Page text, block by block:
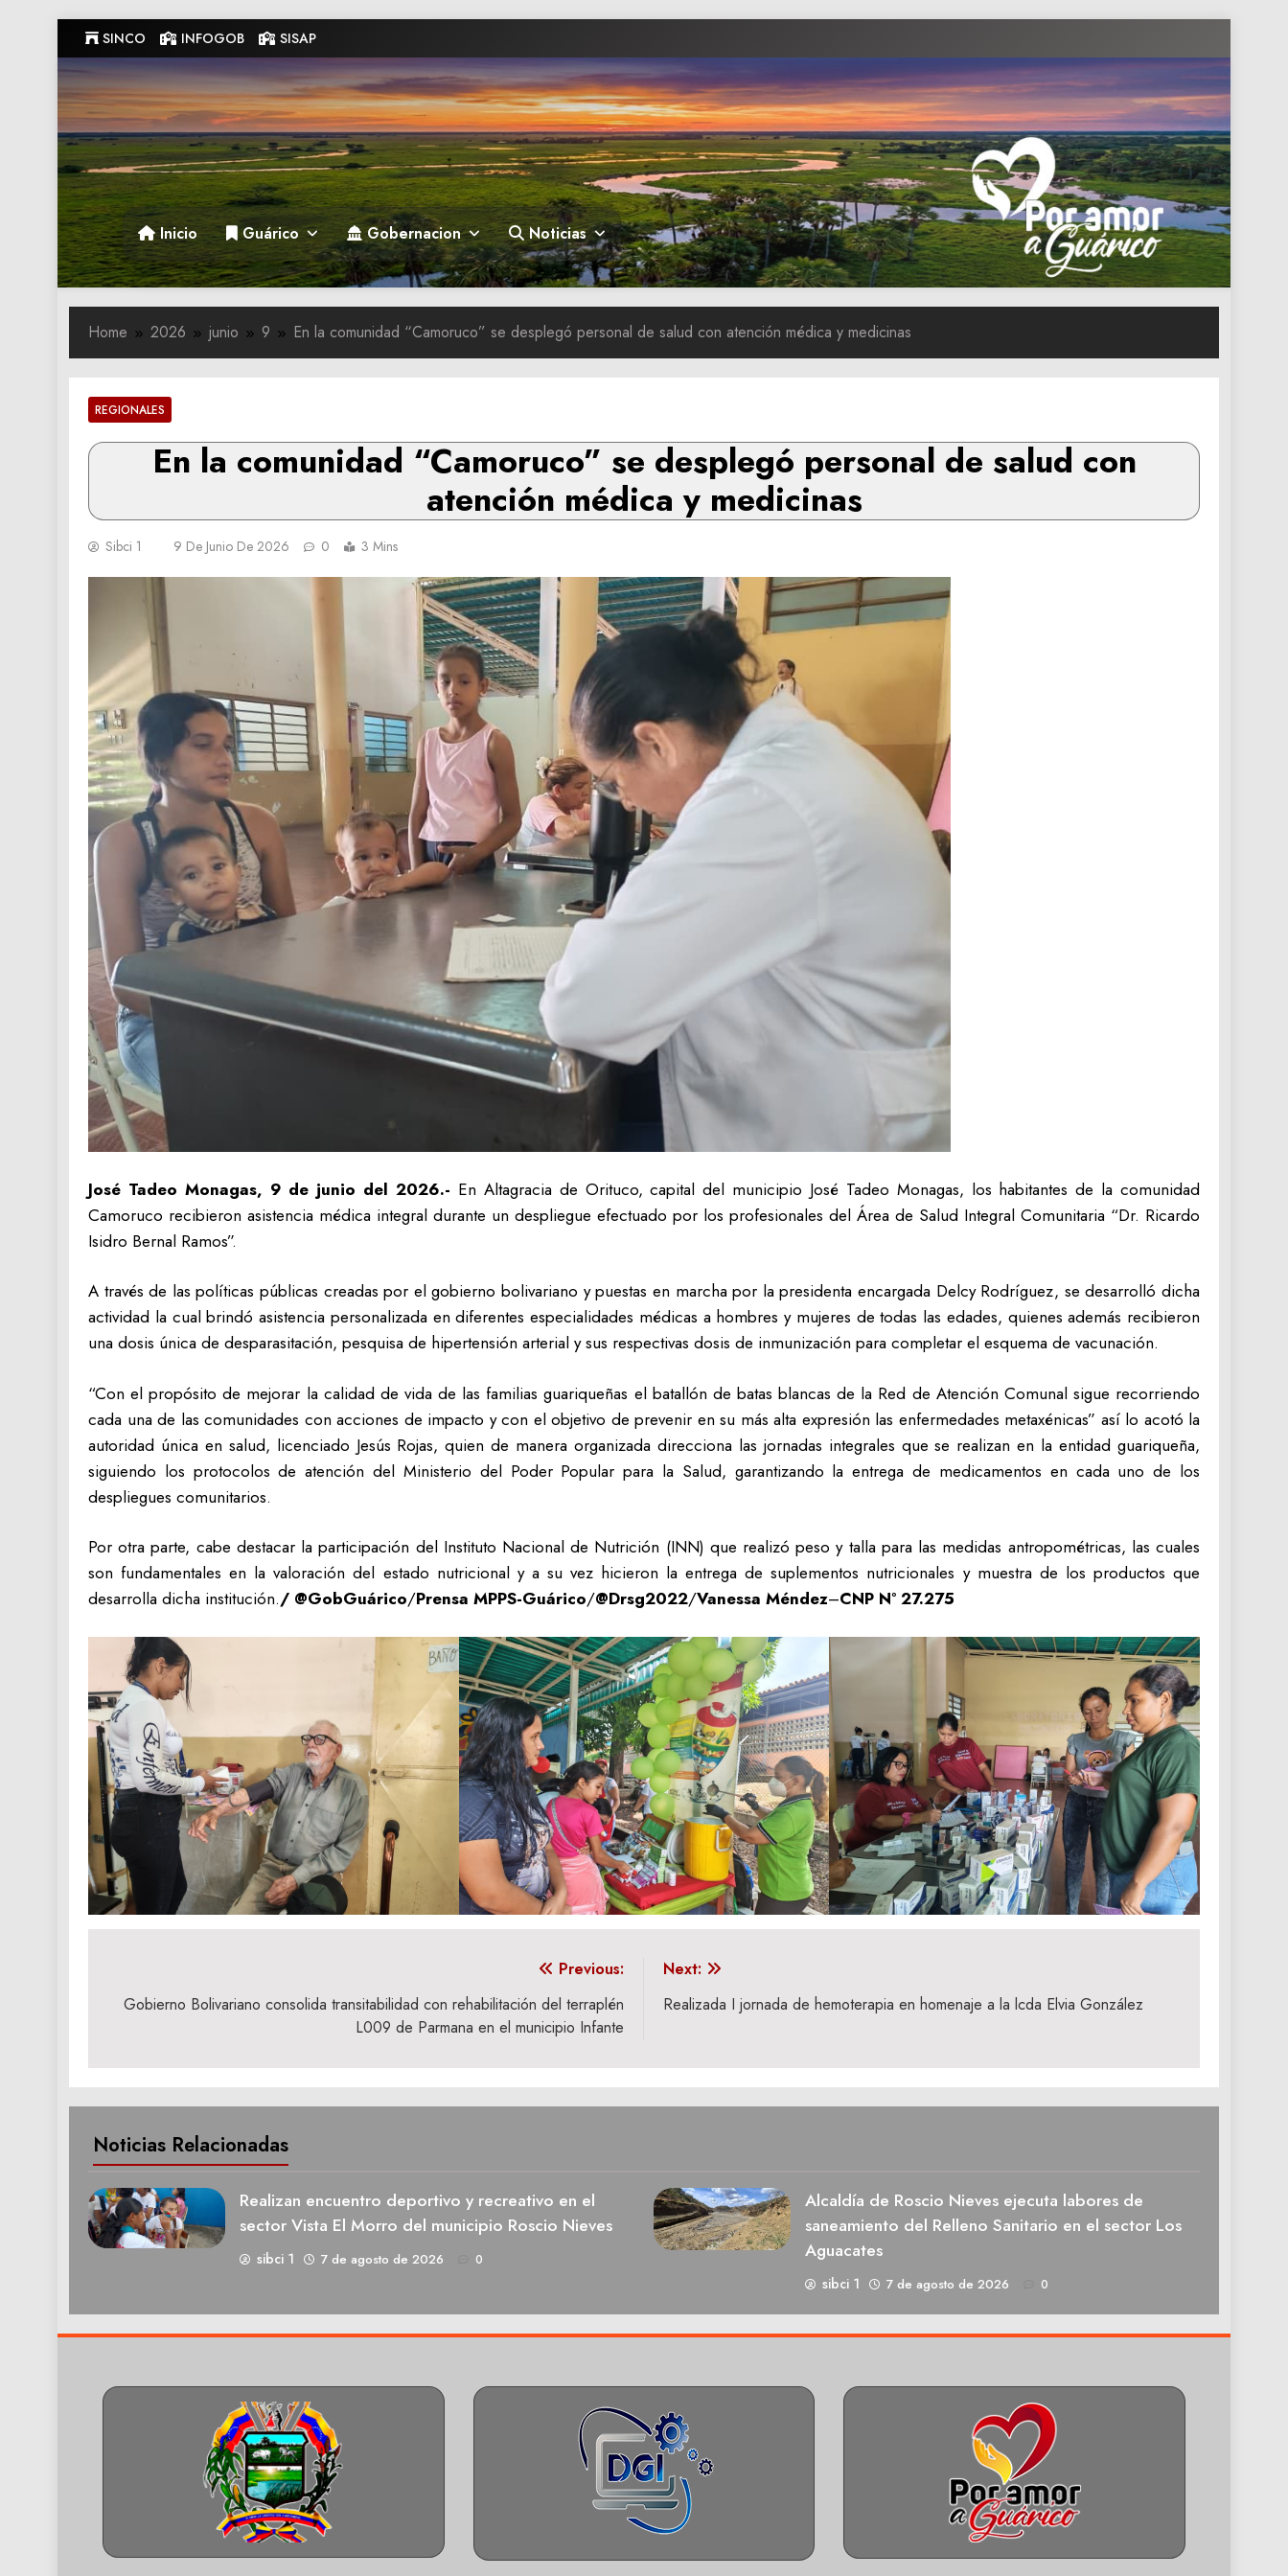
to
content
SINCO INFOGOB SISAP
Gobernacion de Guarico
Gobernacion de Guarico
Inicio Guárico Gobernacion Noticias
Home 2026 junio 9 En la comunidad “Camoruco” se desplegó personal de salud con atención médica y medicinas
REGIONALES
En la comunidad “Camoruco” se desplegó personal de salud con
atención médica y medicinas
Sibci 1 9 De Junio De 2026 0 3 Mins
José Tadeo Monagas, 9 de junio del 2026.- En Altagracia de Orituco, capital del municipio José Tadeo Monagas, los habitantes de la comunidad
Camoruco recibieron asistencia médica integral durante un despliegue efectuado por los profesionales del Área de Salud Integral Comunitaria “Dr. Ricardo
Isidro Bernal Ramos”.
A través de las políticas públicas creadas por el gobierno bolivariano y puestas en marcha por la presidenta encargada Delcy Rodríguez, se desarrolló dicha
actividad la cual brindó asistencia personalizada en diferentes especialidades médicas a hombres y mujeres de todas las edades, quienes además recibieron
una dosis única de desparasitación, pesquisa de hipertensión arterial y sus respectivas dosis de inmunización para completar el esquema de vacunación.
“Con el propósito de mejorar la calidad de vida de las familias guariqueñas el batallón de batas blancas de la Red de Atención Comunal sigue recorriendo
cada una de las comunidades con acciones de impacto y con el objetivo de prevenir en su más alta expresión las enfermedades metaxénicas” así lo acotó la
autoridad única en salud, licenciado Jesús Rojas, quien de manera organizada direcciona las jornadas integrales que se realizan en la entidad guariqueña,
siguiendo los protocolos de atención del Ministerio del Poder Popular para la Salud, garantizando la entrega de medicamentos en cada uno de los
despliegues comunitarios.
Por otra parte, cabe destacar la participación del Instituto Nacional de Nutrición (INN) que realizó peso y talla para las medidas antropométricas, las cuales
son fundamentales en la valoración del estado nutricional y a su vez hicieron la entrega de suplementos nutricionales y muestra de los productos que
desarrolla dicha institución./ @GobGuárico/Prensa MPPS-Guárico/@Drsg2022/Vanessa Méndez–CNP N° 27.275
de
Previous:
Gobierno Bolivariano consolida transitabilidad con rehabilitación del terraplén
L009 de Parmana en el municipio Infante
Next:
Realizada I jornada de hemoterapia en homenaje a la lcda Elvia González
Noticias Relacionadas
Realizan encuentro deportivo y recreativo en el
sector Vista El Morro del municipio Roscio Nieves
sibci 1 7 de agosto de 2026 0
Alcaldía de Roscio Nieves ejecuta labores de
saneamiento del Relleno Sanitario en el sector Los
Aguacates
sibci 1 7 de agosto de 2026 0